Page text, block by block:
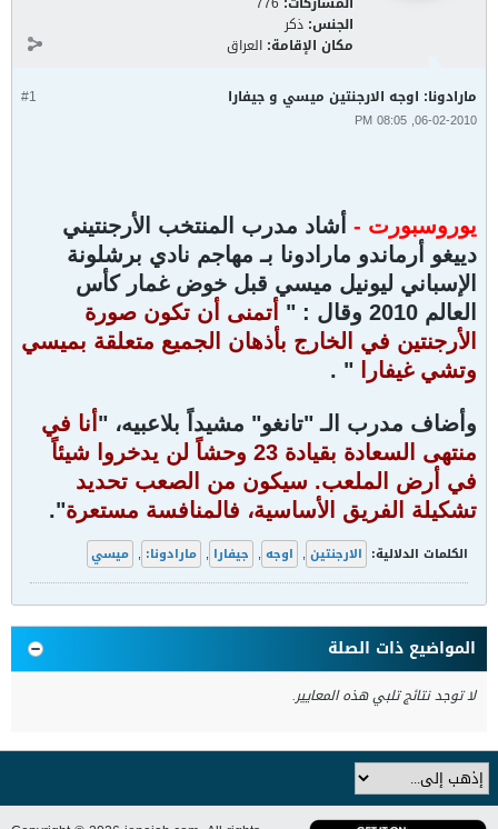
الجنس: ذكر
مكان الإقامة: العراق
#1 مارادونا: اوجه الارجنتين ميسي و جيفارا
06-02-2010, 08:05 PM
يوروسبورت - أشاد مدرب المنتخب الأرجنتيني
دييغو أرماندو مارادونا بـ مهاجم نادي برشلونة
الإسباني ليونيل ميسي قبل خوض غمار كأس
العالم 2010 وقال : "
أتمنى أن تكون صورة
الأرجنتين في الخارج بأذهان الجميع متعلقة بميسي
وتشي غيفارا
" .
وأضاف مدرب الـ "تانغو" مشيداً بلاعبيه، " أنا في
منتهى السعادة بقيادة 23 وحشاً لن يدخروا شيئاً
في أرض الملعب. سيكون من الصعب تحديد
تشكيلة الفريق الأساسية، فالمنافسة مستعرة".
الكلمات الدلالية: الارجنتين , اوجه , جيفارا , مارادونا: , ميسي
المواضيع ذات الصلة
لا توجد نتائج تلبي هذه المعايير.